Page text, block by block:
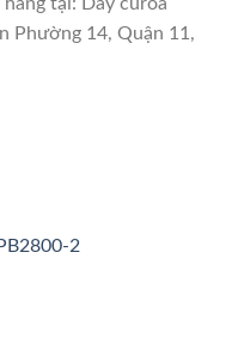
Phường 14, Quận 11,
2